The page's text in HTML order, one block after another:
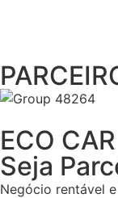
ECO
Seja
Negócio rentável